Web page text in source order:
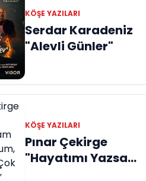
KÖŞE YAZILARI
Serdar Karadeniz
"Alevli Günler"
KÖŞE YAZILARI
Pınar Çekirge
"Hayatımı Yazsam